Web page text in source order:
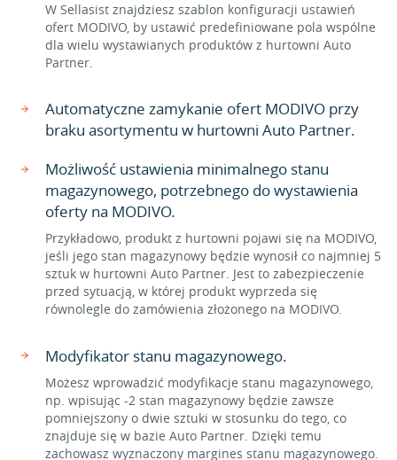
W Sellasist znajdziesz szablon konfiguracji ustawień
ofert MODIVO, by ustawić predefiniowane pola wspólne
dla wielu wystawianych produktów z hurtowni Auto
Partner.
Automatyczne zamykanie ofert MODIVO przy
braku asortymentu w hurtowni Auto Partner.
Możliwość ustawienia minimalnego stanu
magazynowego, potrzebnego do wystawienia
oferty na MODIVO.
Przykładowo, produkt z hurtowni pojawi się na MODIVO,
jeśli jego stan magazynowy będzie wynosił co najmniej 5
sztuk w hurtowni Auto Partner. Jest to zabezpieczenie
przed sytuacją, w której produkt wyprzeda się
równolegle do zamówienia złożonego na MODIVO.
Modyfikator stanu magazynowego.
Możesz wprowadzić modyfikacje stanu magazynowego,
np. wpisując -2 stan magazynowy będzie zawsze
pomniejszony o dwie sztuki w stosunku do tego, co
znajduje się w bazie Auto Partner. Dzięki temu
zachowasz wyznaczony margines stanu magazynowego.